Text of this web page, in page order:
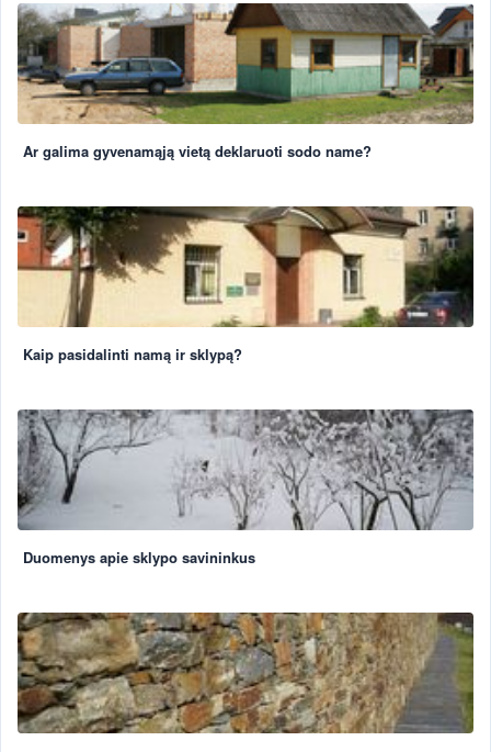
Ar galima gyvenamąją vietą deklaruoti sodo name?
Kaip pasidalinti namą ir sklypą?
Duomenys apie sklypo savininkus